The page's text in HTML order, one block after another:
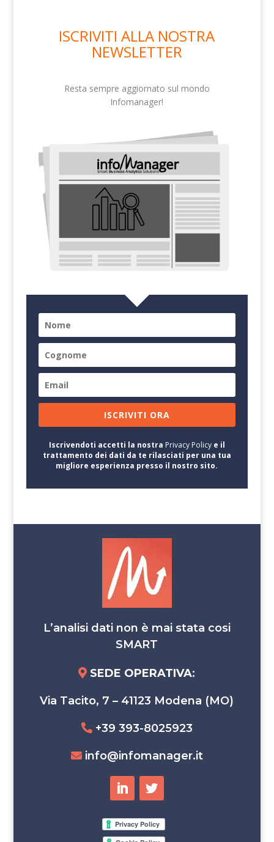
ISCRIVITI ALLA NOSTRA
NEWSLETTER
Resta sempre aggiornato sul mondo
Infomanager!
ISCRIVITI ORA
Iscrivendoti accetti la nostra Privacy Policye il
trattamento dei dati da te rilasciati per una tua
migliore esperienza presso il nostro sito.
L’analisi dati non è mai stata cosi
SMART
SEDE OPERATIVA:
Via Tacito, 7 – 41123 Modena (MO)
+39 393-8025923
info@infomanager.it